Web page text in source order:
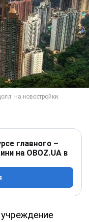
главного –
на OBOZ.UA в